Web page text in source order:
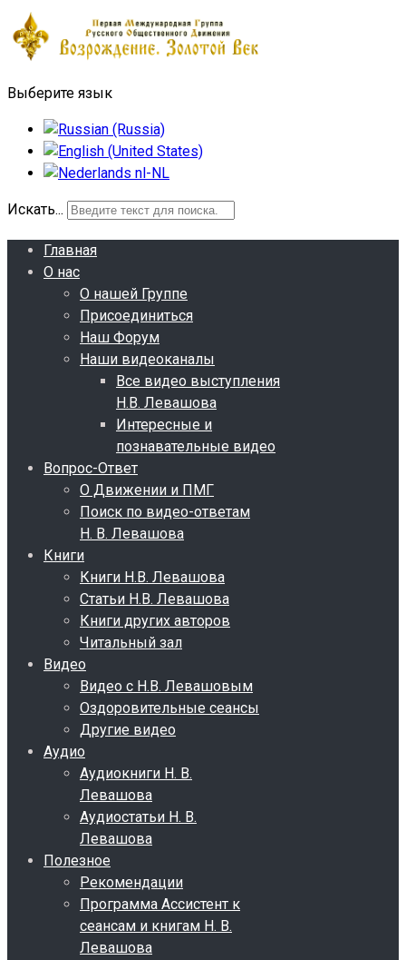
Выберите язык
Искать...
Главная
О нас
О нашей Группе
Присоединиться
Наш Форум
Наши видеоканалы
Все видео выступления
Н.В. Левашова
Интересные и
познавательные видео
Вопрос-Ответ
О Движении и ПМГ
Поиск по видео-ответам
Н. В. Левашова
Книги
Книги Н.В. Левашова
Статьи Н.В. Левашова
Книги других авторов
Читальный зал
Видео
Видео с Н.В. Левашовым
Оздоровительные сеансы
Другие видео
Аудио
Аудиокниги Н. В.
Левашова
Аудиостатьи Н. В.
Левашова
Полезное
Рекомендации
Программа Ассистент к
сеансам и книгам Н. В.
Левашова